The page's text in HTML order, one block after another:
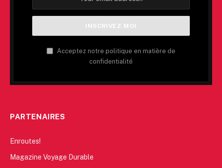
Acceptez notre politique en matière de
confidentialité
PARTENAIRES
Enroutes!
Magazine Voyage Durable